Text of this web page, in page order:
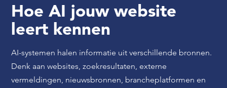
Hoe AI jouw website
leert kennen
AI-systemen halen informatie uit verschillende bronnen.
Denk aan websites, zoekresultaten, externe
vermeldingen, nieuwsbronnen, brancheplatformen en